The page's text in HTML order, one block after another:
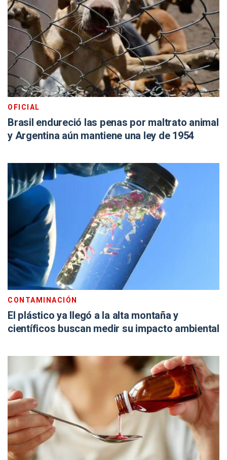
OFICIAL
Brasil endureció las penas por maltrato animal
y Argentina aún mantiene una ley de 1954
CONTAMINACIÓN
El plástico ya llegó a la alta montaña y
científicos buscan medir su impacto ambiental